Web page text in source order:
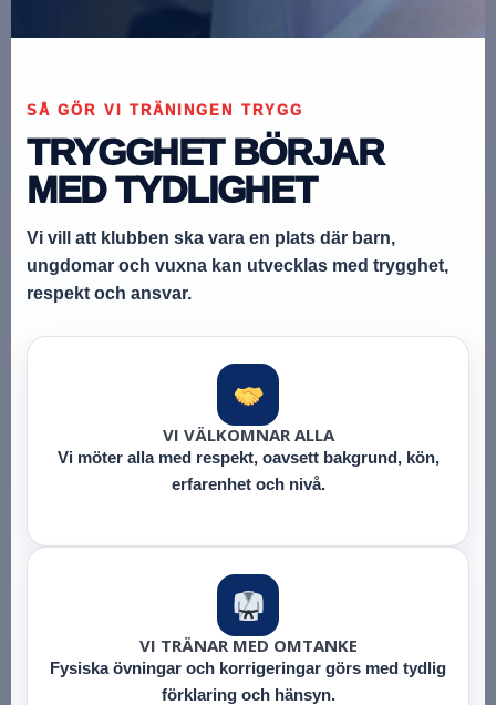
SÅ GÖR VI TRÄNINGEN TRYGG
TRYGGHET BÖRJAR
MED TYDLIGHET
Vi vill att klubben ska vara en plats där barn,
ungdomar och vuxna kan utvecklas med trygghet,
respekt och ansvar.
VI VÄLKOMNAR ALLA
Vi möter alla med respekt, oavsett bakgrund, kön,
erfarenhet och nivå.
VI TRÄNAR MED OMTANKE
Fysiska övningar och korrigeringar görs med tydlig
förklaring och hänsyn.